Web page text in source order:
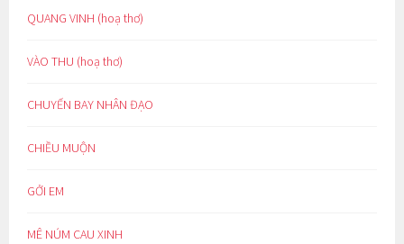
QUANG VINH (hoạ thơ)
VÀO THU (hoạ thơ)
CHUYẾN BAY NHÂN ĐẠO
CHIỀU MUỘN
GỞI EM
MÊ NÚM CAU XINH